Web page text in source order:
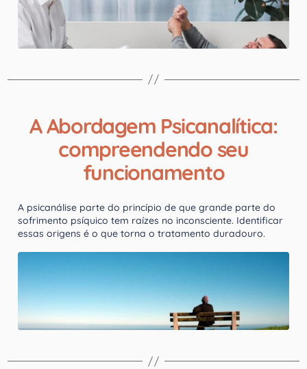
A Abordagem Psicanalítica:
compreendendo seu
funcionamento
A psicanálise parte do princípio de que grande parte do
sofrimento psíquico tem raízes no inconsciente. Identificar
essas origens é o que torna o tratamento duradouro.